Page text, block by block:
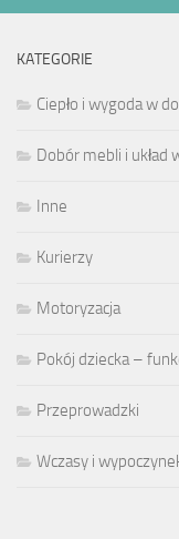
KATEGORIE
Ciepło i wygoda w
Dobór mebli i układ
Inne
Kurierzy
Motoryzacja
Pokój dziecka –
Przeprowadzki
Wczasy i